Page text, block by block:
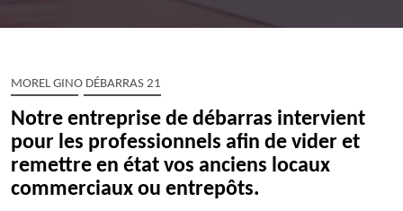
MOREL GINO DÉBARRAS 21
Notre entreprise de débarras intervient
pour les professionnels afin de vider et
remettre en état vos anciens locaux
commerciaux ou entrepôts.